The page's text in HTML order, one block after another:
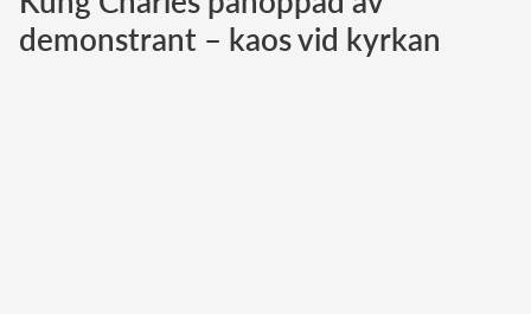
Norska kungahuset
demonstrant – kaos vid kyrkan